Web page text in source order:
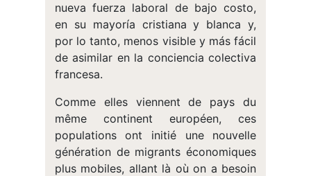
nueva fuerza laboral de bajo costo,
en su mayoría cristiana y blanca y,
por lo tanto, menos visible y más fácil
de asimilar en la conciencia colectiva
francesa.
Comme elles viennent de pays du
même continent européen, ces
populations ont initié une nouvelle
génération de migrants économiques
plus mobiles, allant là où on a besoin